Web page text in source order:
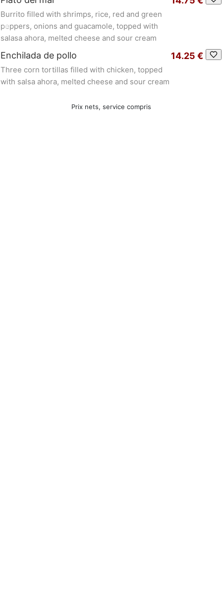
Burrito filled with shrimps, rice, red and green
peppers, onions and guacamole, topped with
salasa ahora, melted cheese and sour cream
Enchilada de pollo
Three corn tortillas filled with chicken, topped
with salsa ahora, melted cheese and sour cream
14.25 €
Prix nets, service compris